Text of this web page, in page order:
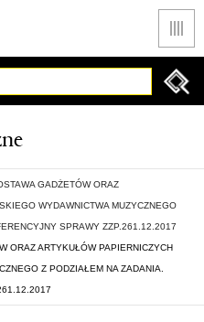
GADŻETÓW ORAZ
WYDAWNICTWA MUZYCZNEGO
SPRAWY ZZP.261.12.2017
ORAZ ARTYKUŁÓW PAPIERNICZYCH
Z PODZIAŁEM NA ZADANIA.